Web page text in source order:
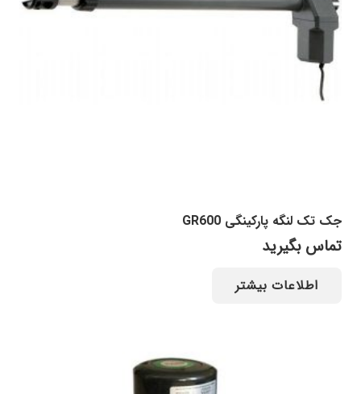
جک تک لنگه پارکینگی GR600
تماس بگیرید
اطلاعات بیشتر